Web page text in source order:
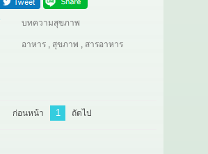
บทความสุขภาพ
อาหาร, สุขภาพ , สารอาหาร
ก่อนหน้า 1 ถัดไป